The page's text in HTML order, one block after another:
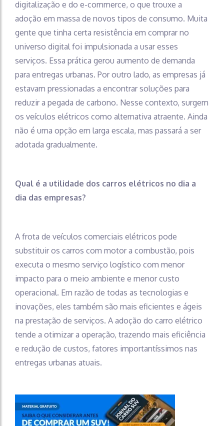
digitalização e do e-commerce, o que trouxe a
adoção em massa de novos tipos de consumo. Muita
gente que tinha certa resistência em comprar no
universo digital foi impulsionada a usar esses
serviços. Essa prática gerou aumento de demanda
para entregas urbanas. Por outro lado, as empresas já
estavam pressionadas a encontrar soluções para
reduzir a pegada de carbono. Nesse contexto, surgem
os veículos elétricos como alternativa atraente. Ainda
não é uma opção em larga escala, mas passará a ser
adotada gradualmente.
Qual é a utilidade dos carros elétricos no dia a
dia das empresas?
A frota de veículos comerciais elétricos pode
substituir os carros com motor a combustão, pois
executa o mesmo serviço logístico com menor
impacto para o meio ambiente e menor custo
operacional. Em razão de todas as tecnologias e
inovações, eles também são mais eficientes e ágeis
na prestação de serviços. A adoção do carro elétrico
tende a otimizar a operação, trazendo mais eficiência
e redução de custos, fatores importantíssimos nas
entregas urbanas atuais.